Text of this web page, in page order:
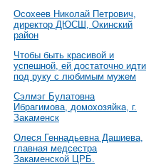
Осохеев Николай Петрович,
директор ДЮСШ, Окинский
район
Чтобы быть красивой и
успешной, ей достаточно идти
под руку с любимым мужем
Сэлмэг Булатовна
Ибрагимова, домохозяйка, г.
Закаменск
Олеся Геннадьевна Дашиева,
главная медсестра
Закаменской ЦРБ.